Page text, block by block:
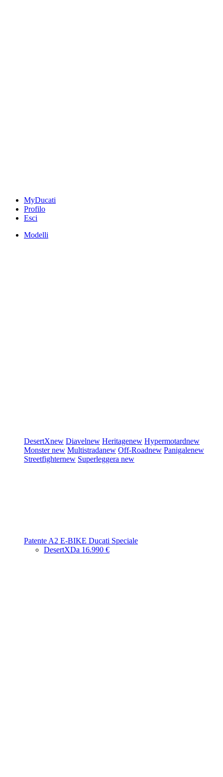
MyDucati
Profilo
Esci
Modelli
DesertXnew Diavelnew Heritagenew Hypermotardnew
Monsternew Multistradanew Off-Roadnew Panigalenew
Streetfighternew Superleggera new
Patente A2 E-BIKE Ducati Speciale
DesertXDa 16.990 €